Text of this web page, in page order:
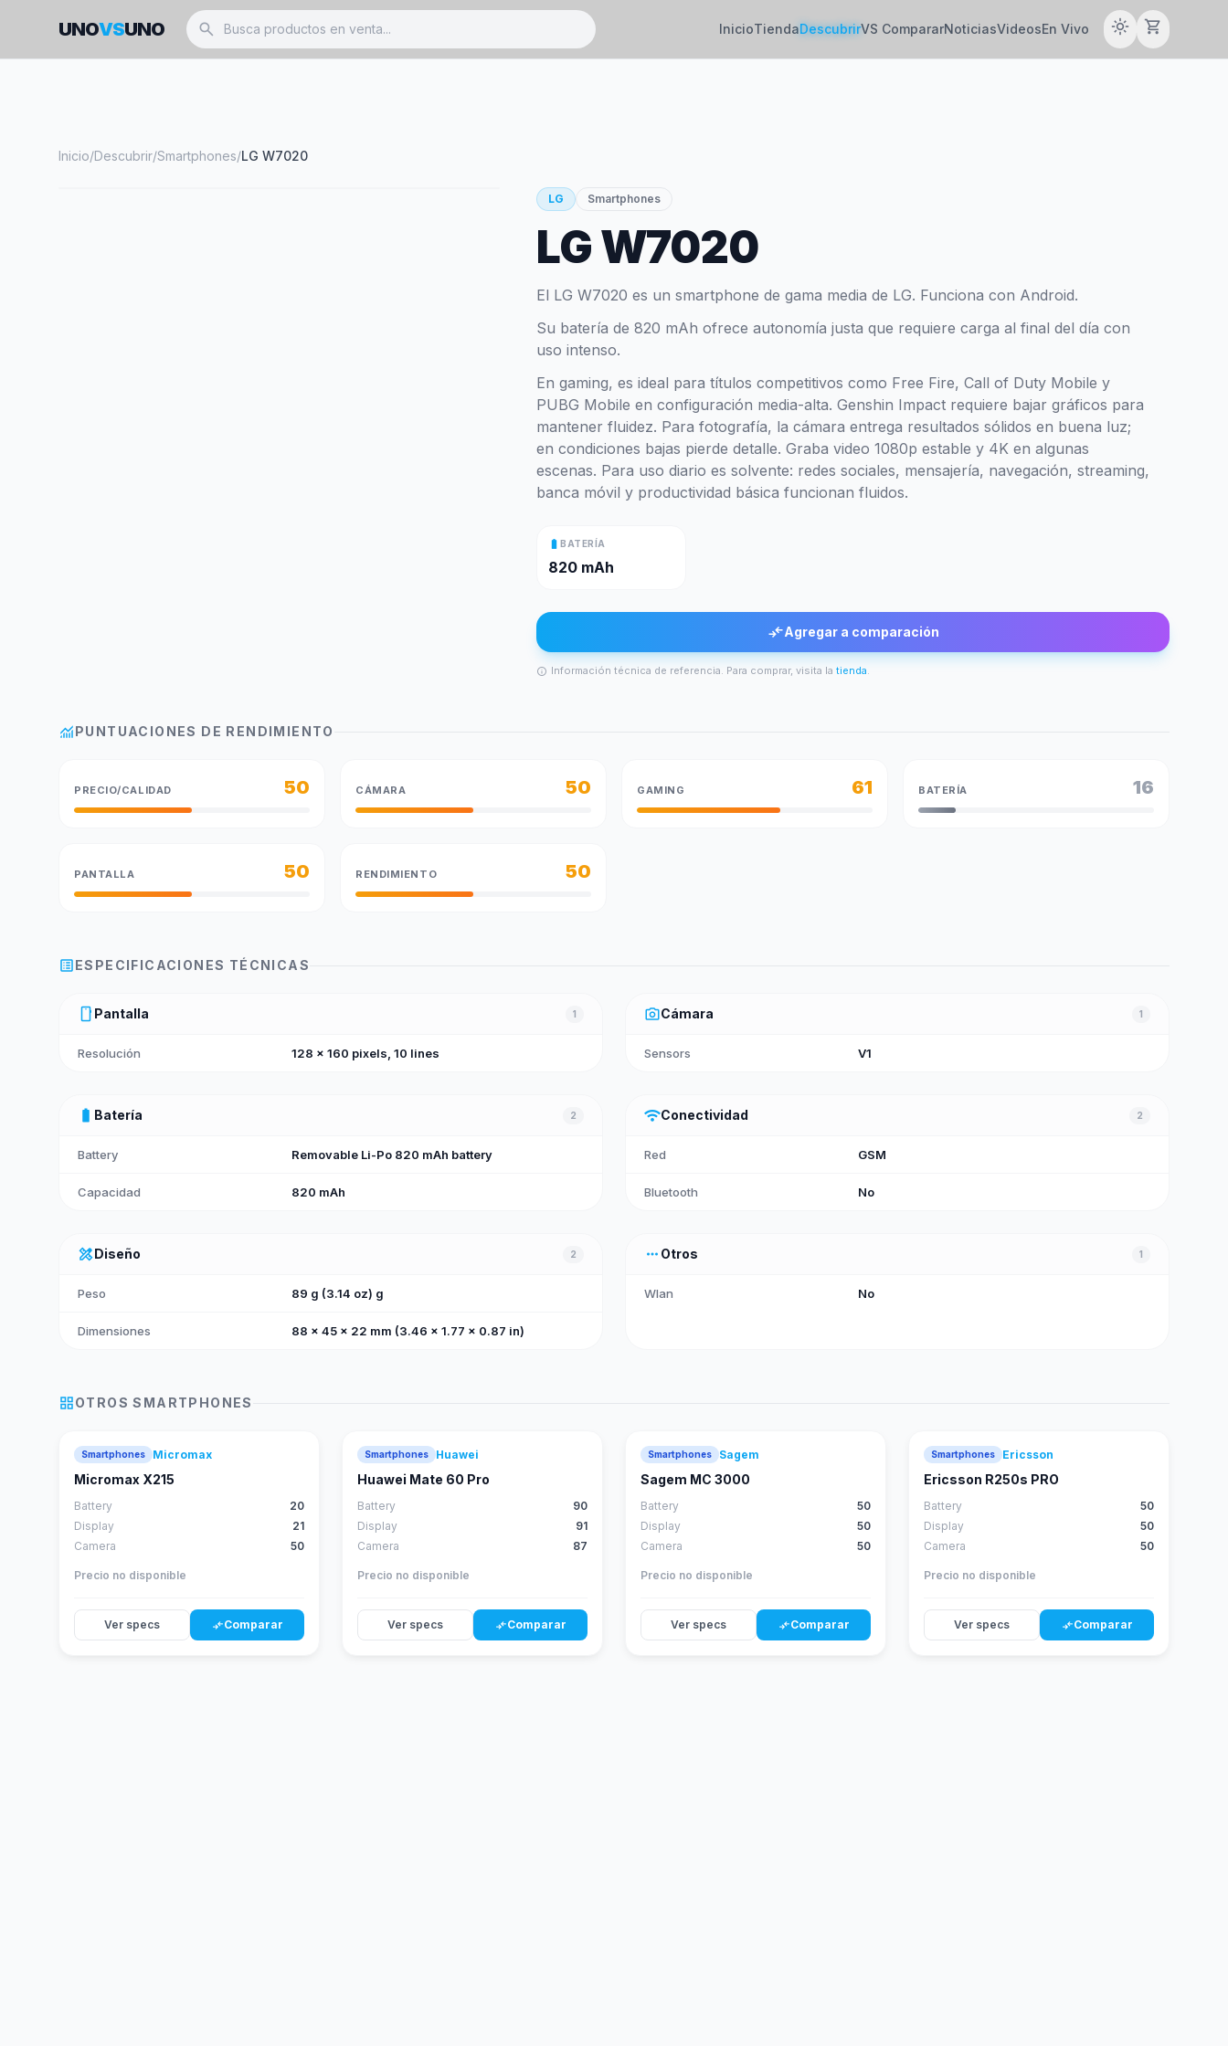
UNOVSUNO search InicioTiendaDescubrirVS CompararNoticiasVideosEn Vivo light_mode shopping_cart
Inicio/Descubrir/Smartphones/LG W7020
LG Smartphones
LG W7020
El LG W7020 es un smartphone de gama media de LG. Funciona con Android.
Su batería de 820 mAh ofrece autonomía justa que requiere carga al final del día con
uso intenso.
En gaming, es ideal para títulos competitivos como Free Fire, Call of Duty Mobile y
PUBG Mobile en configuración media-alta. Genshin Impact requiere bajar gráficos para
mantener fluidez. Para fotografía, la cámara entrega resultados sólidos en buena luz;
en condiciones bajas pierde detalle. Graba video 1080p estable y 4K en algunas
escenas. Para uso diario es solvente: redes sociales, mensajería, navegación, streaming,
banca móvil y productividad básica funcionan fluidos.
battery_fullBATERÍA
820 mAh
compare_arrowsAgregar a comparación
info Información técnica de referencia. Para comprar, visita la tienda.
monitoringPUNTUACIONES DE RENDIMIENTO
PRECIO/CALIDAD 50 CÁMARA 50 GAMING 61 BATERÍA 16
PANTALLA 50 RENDIMIENTO 50
list_altESPECIFICACIONES TÉCNICAS
smartphone Pantalla 1
Resolución 128 x 160 pixels, 10 lines
photo_cameraCámara 1
Sensors V1
battery_full Batería 2
Battery Removable Li-Po 820 mAh battery
Capacidad 820 mAh
wifiConectividad 2
Red GSM
Bluetooth No
design_servicesDiseño 2
Peso 89 g (3.14 oz) g
Dimensiones 88 x 45 x 22 mm (3.46 x 1.77 x 0.87 in)
more_horiz Otros 1
Wlan No
grid_viewOTROSSMARTPHONES
Smartphones Micromax
Micromax X215
Battery
20
Display
21
Camera
50
Precio no disponible
Ver specs compare_arrowsComparar
Smartphones Huawei
Huawei Mate 60 Pro
Battery
90
Display
91
Camera
87
Precio no disponible
Ver specs compare_arrowsComparar
Smartphones Sagem
Sagem MC 3000
Battery
50
Display
50
Camera
50
Precio no disponible
Ver specs compare_arrowsComparar
Smartphones Ericsson
Ericsson R250s PRO
Battery
50
Display
50
Camera
50
Precio no disponible
Ver specs compare_arrowsComparar